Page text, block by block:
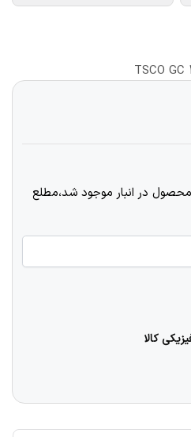
TSCO
در انبار موجود شد،مطلع
کالا